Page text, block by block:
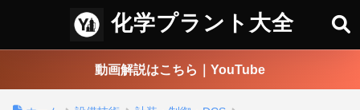
化学プラント大全
動画解説はこちら｜YouTube